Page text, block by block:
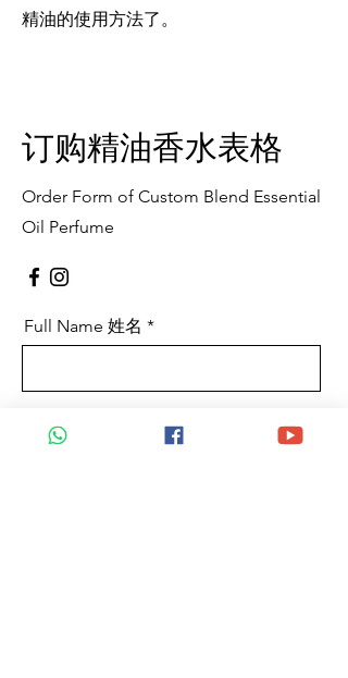
精油的使用方法了。
订购精油香水表格
Order Form of Custom Blend Essential
Oil Perfume
Full Name 姓名
Mobile 手机